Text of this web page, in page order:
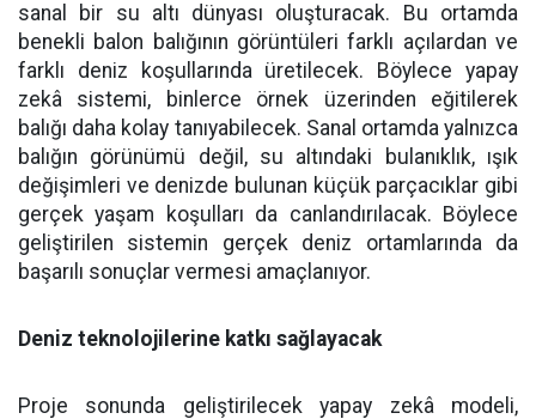
sanal bir su altı dünyası oluşturacak. Bu ortamda
benekli balon balığının görüntüleri farklı açılardan ve
farklı deniz koşullarında üretilecek. Böylece yapay
zekâ sistemi, binlerce örnek üzerinden eğitilerek
balığı daha kolay tanıyabilecek. Sanal ortamda yalnızca
balığın görünümü değil, su altındaki bulanıklık, ışık
değişimleri ve denizde bulunan küçük parçacıklar gibi
gerçek yaşam koşulları da canlandırılacak. Böylece
geliştirilen sistemin gerçek deniz ortamlarında da
başarılı sonuçlar vermesi amaçlanıyor.
Deniz teknolojilerine katkı sağlayacak
Proje sonunda geliştirilecek yapay zekâ modeli,